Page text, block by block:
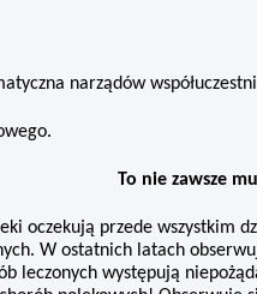
narządów
To nie zawsze
oczekują przede wszystkim
W ostatnich la­tach
leczonych występują